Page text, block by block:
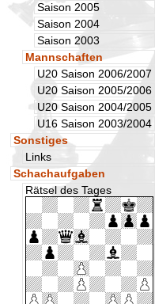
Saison 2005
Saison 2004
Saison 2003
Mannschaften
U20 Saison 2006/2007
U20 Saison 2005/2006
U20 Saison 2004/2005
U16 Saison 2003/2004
Sonstiges
Links
Schachaufgaben
Rätsel des Tages